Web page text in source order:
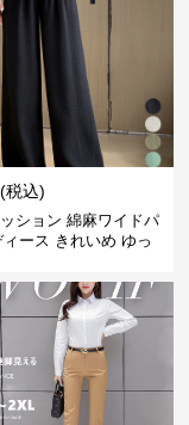
(税込)
ション 綿麻ワイドパ
ース きれいめ ゆっ